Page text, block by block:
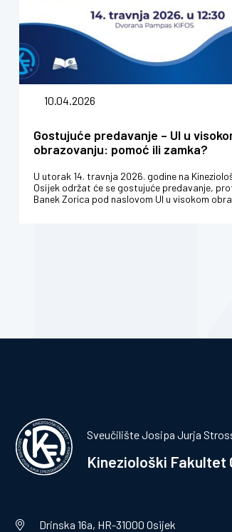
10.04.2026
Gostujuće predavanje – UI u
obrazovanju: pomoć ili zamka?
U utorak 14. travnja 2026. godine na
Osijek održat će se gostujuće predavanje,
Banek Zorica pod naslovom UI u visokom
Sveučilište Josipa Jurja
Kineziološki Fakultet
Drinska 16a, HR-31000 Osijek